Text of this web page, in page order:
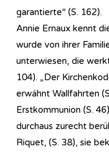
garantierte“ (S. 162).
Annie Ernaux kennt
wurde von ihrer
unterwiesen, die
104). „Der
erwähnt Wallfahrten
Erstkommunion (S.
durchaus zurecht
Riquet, (S. 38), sie